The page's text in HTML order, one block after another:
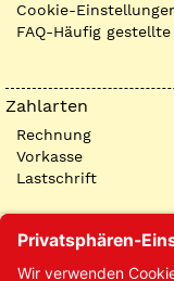
Cookie-
FAQ-Häufig gestellte
Zahlarten
Rechnung
Vorkasse
Lastschrift